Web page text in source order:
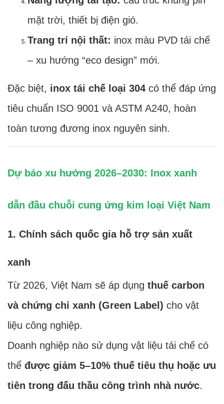
mặt trời, thiết bị điện gió.
Trang trí nội thất: inox màu PVD tái chế
– xu hướng “eco design” mới.
Đặc biệt, inox tái chế loại 304 có thể đáp ứng
tiêu chuẩn ISO 9001 và ASTM A240, hoàn
toàn tương đương inox nguyên sinh.
Dự báo xu hướng 2026–2030: Inox xanh
dẫn đầu chuỗi cung ứng kim loại Việt Nam
1. Chính sách quốc gia hỗ trợ sản xuất
xanh
Từ 2026, Việt Nam sẽ áp dụng thuế carbon
và chứng chỉ xanh (Green Label) cho vật
liệu công nghiệp.
Doanh nghiệp nào sử dụng vật liệu tái chế có
thể được giảm 5–10% thuế tiêu thụ hoặc ưu
tiên trong đấu thầu công trình nhà nước.